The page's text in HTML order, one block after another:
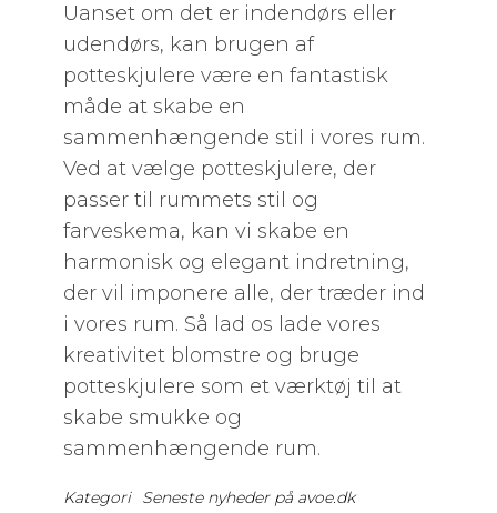
Uanset om det er indendørs eller
udendørs, kan brugen af
potteskjulere være en fantastisk
måde at skabe en
sammenhængende stil i vores rum.
Ved at vælge potteskjulere, der
passer til rummets stil og
farveskema, kan vi skabe en
harmonisk og elegant indretning,
der vil imponere alle, der træder ind
i vores rum. Så lad os lade vores
kreativitet blomstre og bruge
potteskjulere som et værktøj til at
skabe smukke og
sammenhængende rum.
Kategori Seneste nyheder på avoe.dk